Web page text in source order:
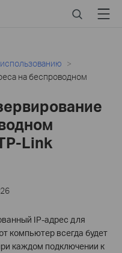
SearchMenu
на беспроводном
Link
IP-адрес для
компьютер всегда будет
каждом подключении к